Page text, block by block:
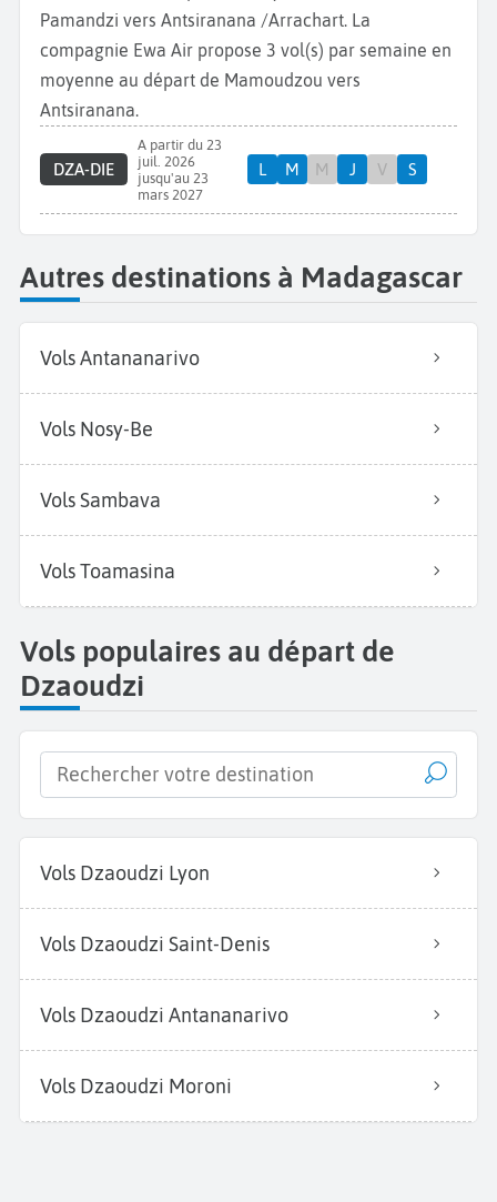
Pamandzi vers Antsiranana /Arrachart. La
compagnie Ewa Air propose 3 vol(s) par semaine en
moyenne au départ de Mamoudzou vers
Antsiranana.
DZA-DIE
A partir du 23
juil. 2026
jusqu'au 23
mars 2027
L M M J V S
Autres destinations à Madagascar
Vols Antananarivo
Vols Nosy-Be
Vols Sambava
Vols Toamasina
Vols populaires au départ de
Dzaoudzi
Vols Dzaoudzi Lyon
Vols Dzaoudzi Saint-Denis
Vols Dzaoudzi Antananarivo
Vols Dzaoudzi Moroni